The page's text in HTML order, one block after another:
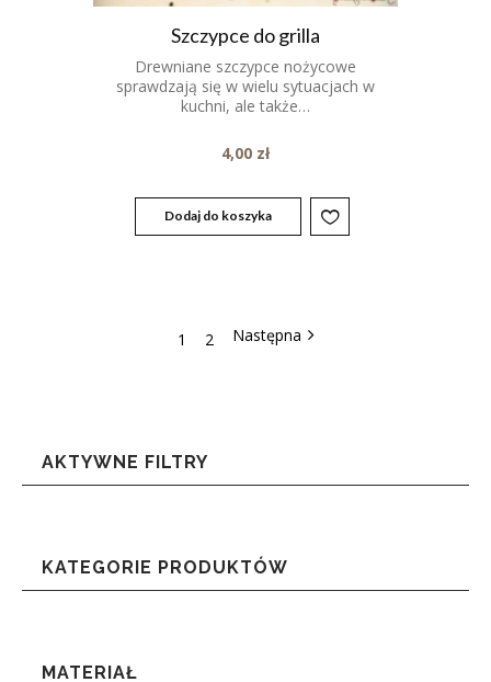
Szczypce do grilla
Drewniane szczypce nożycowe
sprawdzają się w wielu sytuacjach w
kuchni, ale także…
4,00 zł
Dodaj do koszyka
1 2
AKTYWNE FILTRY
KATEGORIE PRODUKTÓW
MATERIAŁ